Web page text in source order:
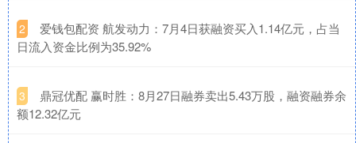
2
​爱钱包配资 航发动力：7月4日获融资买入1.14亿元，占当
日流入资金比例为35.92%
3
​鼎冠优配 赢时胜：8月27日融券卖出5.43万股，融资融券余
额12.32亿元